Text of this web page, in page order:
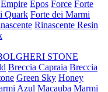
Empire Epos Force Forte
Quark Forte dei Marmi
Rinascente Resin
STONE
Breccia Capraia Breccia
Green Sky Honey
Azul Macauba Marmi